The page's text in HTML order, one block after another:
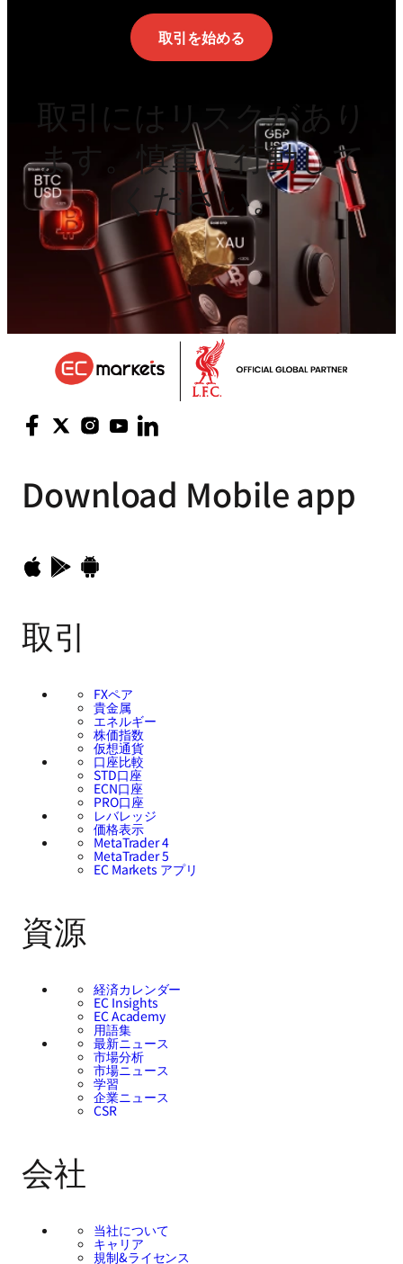
取引を始める
取引にはリスクがあり
ます。慎重に行動して
ください。
Download Mobile app
取引
FXペア
貴金属
エネルギー
株価指数
仮想通貨
口座比較
STD口座
ECN口座
PRO口座
レバレッジ
価格表示
MetaTrader 4
MetaTrader 5
EC Markets アプリ
資源
経済カレンダー
EC Insights
EC Academy
用語集
最新ニュース
市場分析
市場ニュース
学習
企業ニュース
CSR
会社
当社について
キャリア
規制&ライセンス